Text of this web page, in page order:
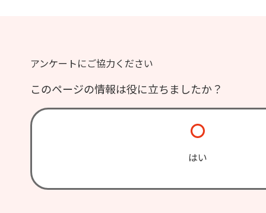
アンケートにご協力ください
このページの情報は役に立ちましたか？
はい